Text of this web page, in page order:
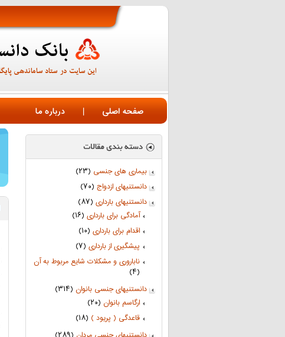
صفحه اصلی | درباره ما
بیماری های جنسی (۲۳)
دانستنیهای ازدواج (۷۰)
دانستنیهای بارداری (۸۷)
آمادگی برای بارداری (۱۶)
اقدام برای بارداری (۱۰)
پیشگیری از بارداری (۷)
ناباروری و مشکلات شایع مربوط به آن
(۴)
دانستنیهای جنسی بانوان (۳۱۴)
ارگاسم بانوان (۲۰)
قاعدگی ( پریود ) (۱۸)